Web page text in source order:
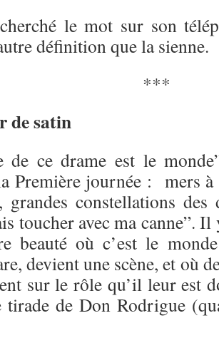
le mot sur son
définition que la sienne.
***
de satin
de ce drame est le
Première journée : mers
grandes constellations des
toucher avec ma canne”. Il
beauté où c’est le
devient une scène, et où
sur le rôle qu’il leur est
tirade de Don Rodrigue